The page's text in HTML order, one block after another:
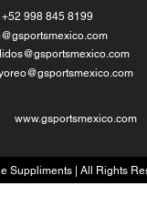
+52 998 845 8199
www.gsportsmexico.com
Suppliments | All Rights